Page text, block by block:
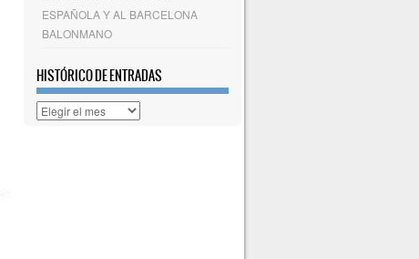
ESPAÑOLA Y AL BARCELONA
BALONMANO
HISTÓRICO DE ENTRADAS
Histórico